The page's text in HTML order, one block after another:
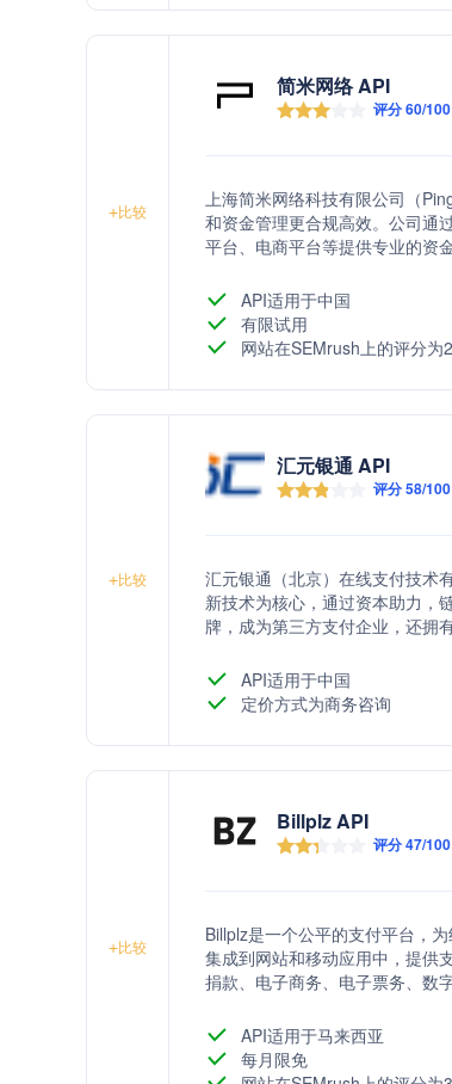
+比较
简米网络 API
评分 60/100
上海简米网络科技有限公司（
和资金管理更合规高效。公司通
平台、电商平台等提供专业的资
业务保驾护航。
API适用于中国
有限试用
网站在SEMrush上的评分为
+比较
汇元银通 API
评分 58/100
汇元银通（北京）在线支付技术
新技术为核心，通过资本助力，
牌，成为第三方支付企业，还拥
API适用于中国
定价方式为商务咨询
+比较
Billplz API
评分 47/100
Billplz是一个公平的支付平台，
集成到网站和移动应用中，提供
捐款、电子商务、电子票务、数
银行账户发放资金。
API适用于马来西亚
每月限免